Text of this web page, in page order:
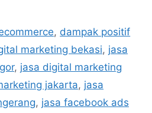
, dampak positif
marketing bekasi, jasa
, jasa digital marketing
jakarta, jasa
, jasa facebook ads